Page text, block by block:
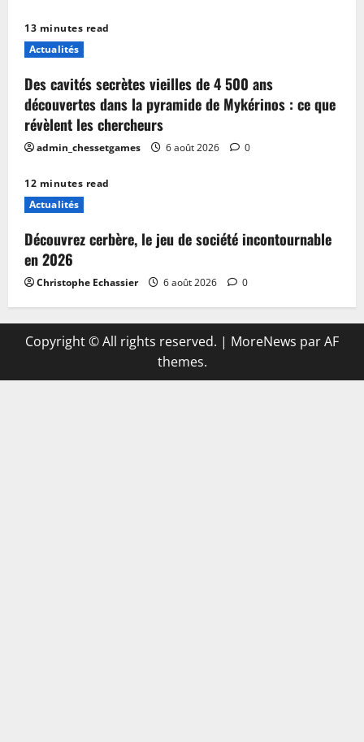
13 minutes read
Actualités
Des cavités secrètes vieilles de 4 500 ans
découvertes dans la pyramide de Mykérinos : ce que
révèlent les chercheurs
admin_chessetgames 6 août 2026 0
12 minutes read
Actualités
Découvrez cerbère, le jeu de société incontournable
en 2026
Christophe Echassier 6 août 2026 0
Copyright © All rights reserved. | MoreNews par AF
themes.